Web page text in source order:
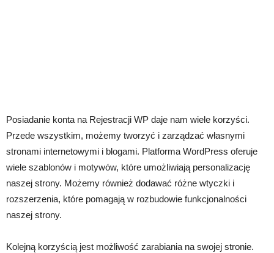
Posiadanie konta na Rejestracji WP daje nam wiele korzyści.
Przede wszystkim, możemy tworzyć i zarządzać własnymi
stronami internetowymi i blogami. Platforma WordPress oferuje
wiele szablonów i motywów, które umożliwiają personalizację
naszej strony. Możemy również dodawać różne wtyczki i
rozszerzenia, które pomagają w rozbudowie funkcjonalności
naszej strony.
Kolejną korzyścią jest możliwość zarabiania na swojej stronie.